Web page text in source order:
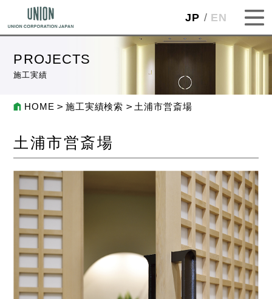
JP EN
PROJECTS
施工実績
HOME 施工実績検索 土浦市営斎場
土浦市営斎場